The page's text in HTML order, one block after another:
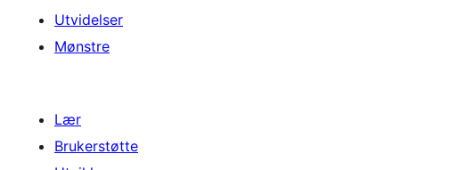
Utvidelser
Mønstre
Lær
Brukerstøtte